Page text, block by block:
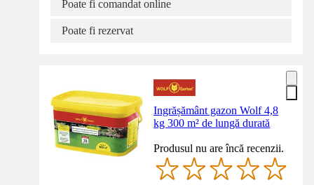
Poate fi comandat online
Poate fi rezervat
Ingrășământ gazon Wolf 4,8
kg 300 m² de lungă durată
Produsul nu are încă recenzii.